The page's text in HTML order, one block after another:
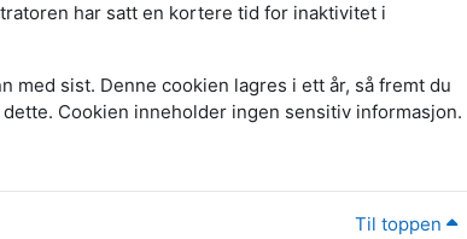
har satt en kortere tid for inaktivitet i
med sist. Denne cookien lagres i ett år, så fremt du
Cookien inneholder ingen sensitiv informasjon.
Til toppen